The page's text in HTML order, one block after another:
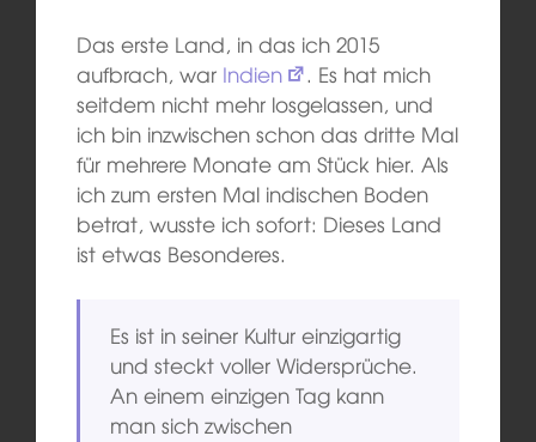
Das erste Land, in das ich 2015
aufbrach, war Indien
. Es hat mich
seitdem nicht mehr losgelassen, und
ich bin inzwischen schon das dritte Mal
für mehrere Monate am Stück hier. Als
ich zum ersten Mal indischen Boden
betrat, wusste ich sofort: Dieses Land
ist etwas Besonderes.
Es ist in seiner Kultur einzigartig
und steckt voller Widersprüche.
An einem einzigen Tag kann
man sich zwischen